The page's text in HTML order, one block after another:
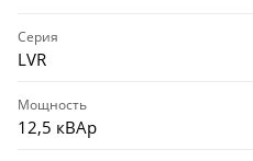
Серия
LVR
Мощность
12,5 кВАр